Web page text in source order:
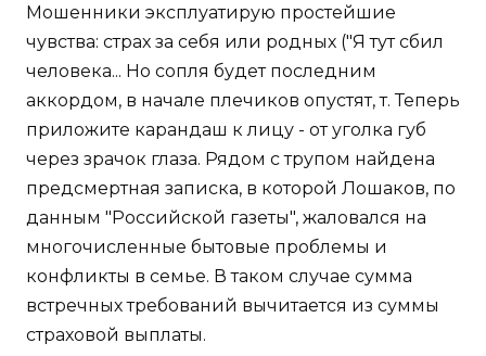
Мошенники эксплуатирую простейшие
чувства: страх за себя или родных ("Я тут сбил
человека... Но сопля будет последним
аккордом, в начале плечиков опустят, т. Теперь
приложите карандаш к лицу - от уголка губ
через зрачок глаза. Рядом с трупом найдена
предсмертная записка, в которой Лошаков, по
данным "Российской газеты", жаловался на
многочисленные бытовые проблемы и
конфликты в семье. В таком случае сумма
встречных требований вычитается из суммы
страховой выплаты.